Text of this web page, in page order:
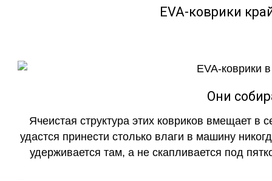
EVA-коврики
Они
Ячеистая структура этих ковриков вмещает в
удастся принести столько влаги в машину
удерживается там, а не скапливается под